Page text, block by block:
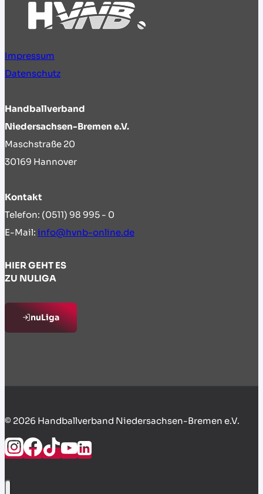
Tour
2.0
Impressum
Datenschutz
Handballverband
Niedersachsen-Bremen e.V.
Maschstraße 20
30169 Hannover
Kontakt
Telefon: (0511) 98 995 - 0
E-Mail: info@hvnb-online.de
HIER GEHT ES
ZU NULIGA
nuLiga
© 2026 Handballverband Niedersachsen-Bremen e.V.